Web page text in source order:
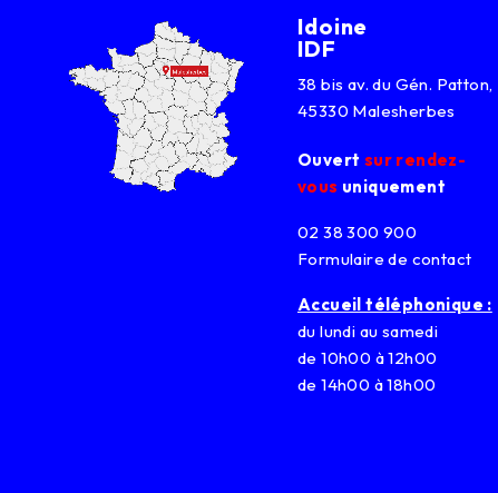
Idoine
IDF
38 bis av. du Gén. Patton,
45330 Malesherbes
Ouvert sur rendez-
vous uniquement
02 38 300 900
Formulaire de contact
Accueil téléphonique :
du lundi au samedi
de 10h00 à 12h00
de 14h00 à 18h00